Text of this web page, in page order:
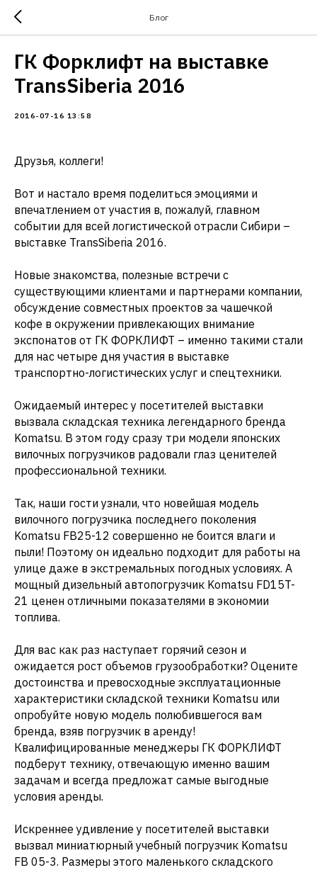
Блог
ГК Форклифт на выставке
TransSiberia 2016
2016-07-16 13:58
Друзья, коллеги!
Вот и настало время поделиться эмоциями и
впечатлением от участия в, пожалуй, главном
событии для всей логистической отрасли Сибири –
выставке TransSiberia 2016.
Новые знакомства, полезные встречи с
существующими клиентами и партнерами компании,
обсуждение совместных проектов за чашечкой
кофе в окружении привлекающих внимание
экспонатов от ГК ФОРКЛИФТ – именно такими стали
для нас четыре дня участия в выставке
транспортно-логистических услуг и спецтехники.
Ожидаемый интерес у посетителей выставки
вызвала складская техника легендарного бренда
Komatsu. В этом году сразу три модели японских
вилочных погрузчиков радовали глаз ценителей
профессиональной техники.
Так, наши гости узнали, что новейшая модель
вилочного погрузчика последнего поколения
Komatsu FB25-12 совершенно не боится влаги и
пыли! Поэтому он идеально подходит для работы на
улице даже в экстремальных погодных условиях. А
мощный дизельный автопогрузчик Komatsu FD15T-
21 ценен отличными показателями в экономии
топлива.
Для вас как раз наступает горячий сезон и
ожидается рост объемов грузообработки? Оцените
достоинства и превосходные эксплуатационные
характеристики складской техники Komatsu или
опробуйте новую модель полюбившегося вам
бренда, взяв погрузчик в аренду!
Квалифицированные менеджеры ГК ФОРКЛИФТ
подберут технику, отвечающую именно вашим
задачам и всегда предложат самые выгодные
условия аренды.
Искреннее удивление у посетителей выставки
вызвал миниатюрный учебный погрузчик Komatsu
FB 05-3. Размеры этого маленького складского